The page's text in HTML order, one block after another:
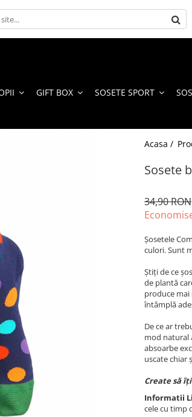
GIFT BOX SOSETE SPORT
Acasa /
Sosete
34,90 RON
Șosetele
culori. Sunt
Știți de ce
de plantă
produce mai
întâmplă
De ce ar
mod natural
absoarbe
uscate chiar
Create să
Informatii
cele cu timp